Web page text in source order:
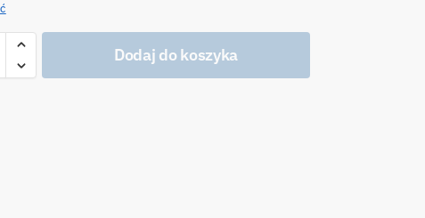
Dodaj do koszyka